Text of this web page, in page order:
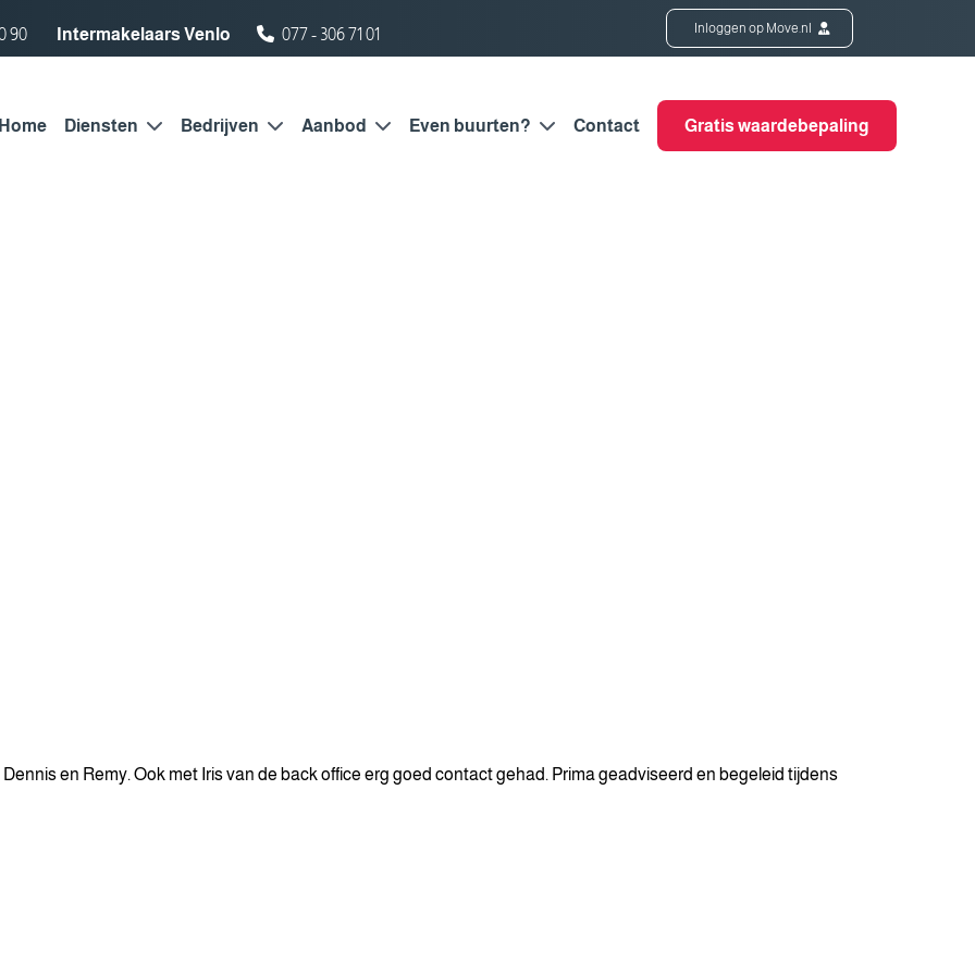
90 Intermakelaars Venlo 077 - 306 71 01 Inloggen op Move.nl
Diensten Bedrijven Aanbod Even buurten? Contact Gratis waardebepaling
en Remy. Ook met Iris van de back office erg goed contact gehad. Prima geadviseerd en begeleid tijdens